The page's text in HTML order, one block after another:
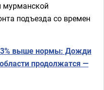
мурманской
подъезда со времен
выше нормы: Дожди
продолжатся —